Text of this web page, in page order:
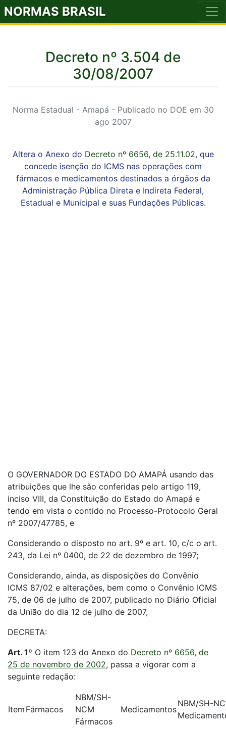
NORMAS BRASIL
Decreto nº 3.504 de
30/08/2007
Norma Estadual - Amapá - Publicado no DOE em 30
ago 2007
Altera o Anexo do Decreto nº 6656, de 25.11.02, que
concede isenção do ICMS nas operações com
fármacos e medicamentos destinados a órgãos da
Administração Pública Direta e Indireta Federal,
Estadual e Municipal e suas Fundações Públicas.
O GOVERNADOR DO ESTADO DO AMAPÁ usando das
atribuições que lhe são conferidas pelo artigo 119,
inciso VIII, da Constituição do Estado do Amapá e
tendo em vista o contido no Processo-Protocolo Geral
nº 2007/47785, e
Considerando o disposto no art. 9º e art. 10, c/c o art.
243, da Lei nº 0400, de 22 de dezembro de 1997;
Considerando, ainda, as disposições do Convênio
ICMS 87/02 e alterações, bem como o Convênio ICMS
75, de 06 de julho de 2007, publicado no Diário Oficial
da União do dia 12 de julho de 2007,
DECRETA:
Art. 1º O item 123 do Anexo do Decreto nº 6656, de
25 de novembro de 2002, passa a vigorar com a
seguinte redação:
Item Fármacos
NBM/SH-
NCM
Fármacos
Medicamentos
NBM/SH-